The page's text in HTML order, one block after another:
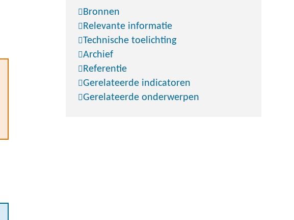
Bronnen
Relevante informatie
Technische toelichting
Archief
Referentie
Gerelateerde indicatoren
Gerelateerde onderwerpen